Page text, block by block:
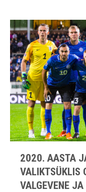
2020. AASTA
VALIKTSÜKLIS
VALGEVENE